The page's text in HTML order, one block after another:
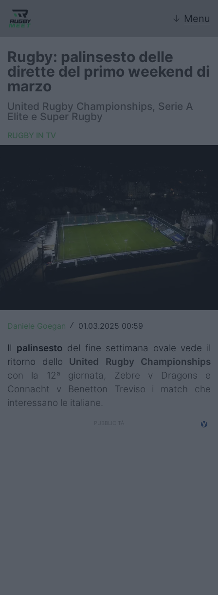
↓ Menu
Nazionale
Nazionali giovanili
Rugby Sevens
FIR
6 Nazioni
United Rugby Championship
Top14
Premiership
Champions Cup
Super Rugby
Rugby in TV
Mercato
Rugby: palinsesto delle
dirette del primo weekend di
marzo
United Rugby Championships, Serie A
Elite e Super Rugby
RUGBY IN TV
Daniele Goegan / 01.03.2025 00:59
Il palinsesto del fine settimana ovale vede il
ritorno dello United Rugby Championships
con la 12ª giornata, Zebre v Dragons e
Connacht v Benetton Treviso i match che
interessano le italiane.